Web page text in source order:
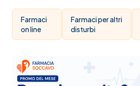
Farmaci
on line
Farmaci per altri
disturbi